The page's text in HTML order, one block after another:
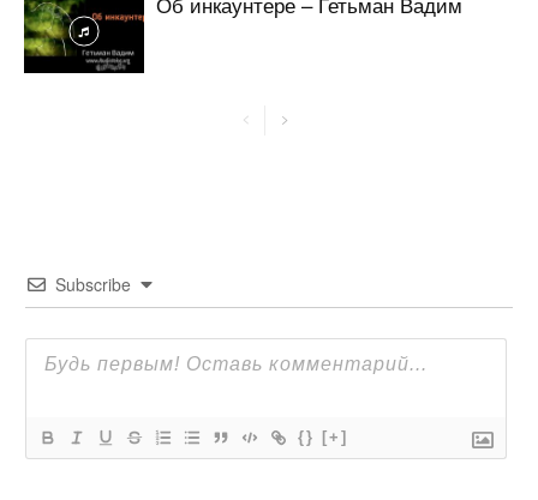
Subscribe
{} [+]